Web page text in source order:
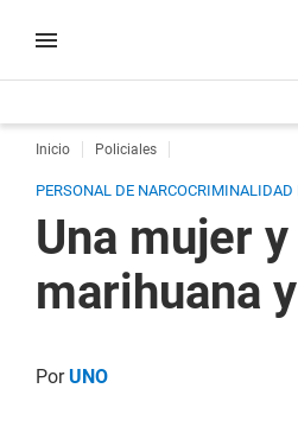
Inicio Policiales
PERSONAL DE
Una mujer
marihuana
PorUNO